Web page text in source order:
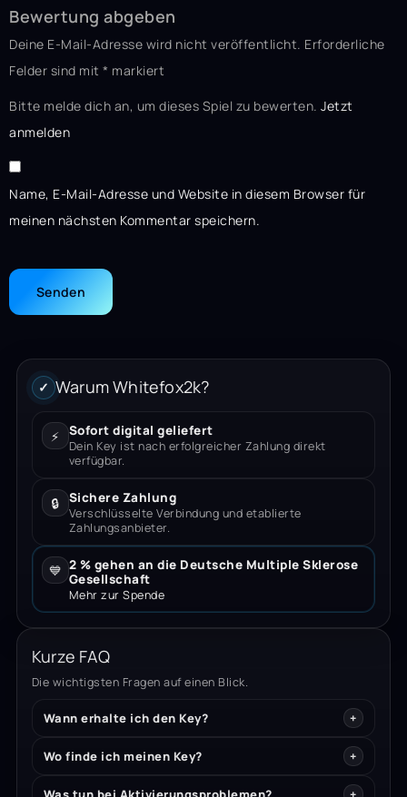
Bewertung abgeben
Deine E-Mail-Adresse wird nicht veröffentlicht. Erforderliche
Felder sind mit * markiert
Bitte melde dich an, um dieses Spiel zu bewerten. Jetzt
anmelden
Name, E-Mail-Adresse und Website in diesem Browser für
meinen nächsten Kommentar speichern.
✓ Warum Whitefox2k?
⚡ Sofort digital geliefert
Dein Key ist nach erfolgreicher Zahlung direkt
verfügbar.
🔒 Sichere Zahlung
Verschlüsselte Verbindung und etablierte
Zahlungsanbieter.
💙 2 % gehen an die Deutsche Multiple Sklerose
Gesellschaft
Mehr zur Spende
Kurze FAQ
Die wichtigsten Fragen auf einen Blick.
Wann erhalte ich den Key?
Wo finde ich meinen Key?